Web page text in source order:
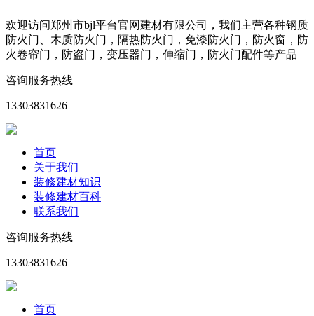
欢迎访问郑州市bjl平台官网建材有限公司，我们主营各种钢质
防火门、木质防火门，隔热防火门，免漆防火门，防火窗，防
火卷帘门，防盗门，变压器门，伸缩门，防火门配件等产品
咨询服务热线
13303831626
首页
关于我们
装修建材知识
装修建材百科
联系我们
咨询服务热线
13303831626
首页